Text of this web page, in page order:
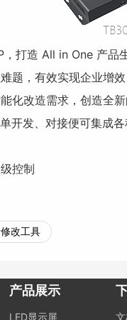
，打造 All in One 产品
题，有效实现企业增
化改造需求，创造全
开发、对接便可集成
控制
改工具
产品展示
LED显示屏